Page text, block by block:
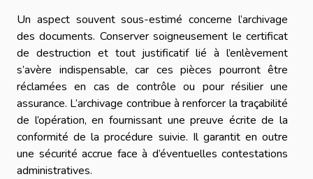
Un aspect souvent sous-estimé concerne l’archivage
des documents. Conserver soigneusement le certificat
de destruction et tout justificatif lié à l’enlèvement
s’avère indispensable, car ces pièces pourront être
réclamées en cas de contrôle ou pour résilier une
assurance. L’archivage contribue à renforcer la traçabilité
de l’opération, en fournissant une preuve écrite de la
conformité de la procédure suivie. Il garantit en outre
une sécurité accrue face à d’éventuelles contestations
administratives.